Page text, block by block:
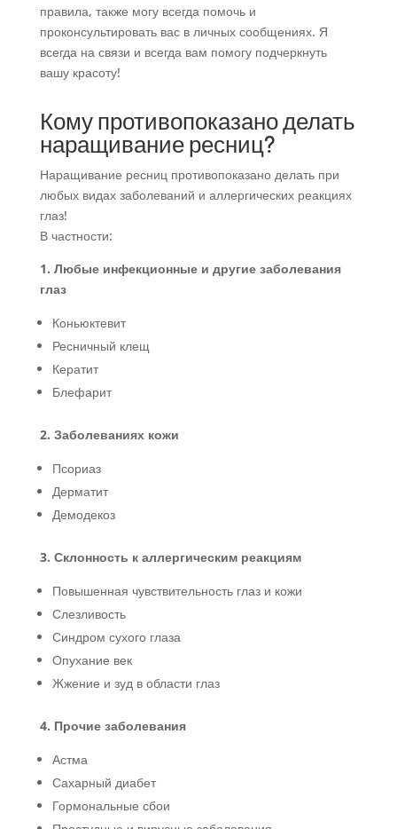
правила, также могу всегда помочь и
проконсультировать вас в личных сообщениях. Я
всегда на связи и всегда вам помогу подчеркнуть
вашу красоту!
Кому противопоказано делать
наращивание ресниц?
Наращивание ресниц противопоказано делать при
любых видах заболеваний и аллергических реакциях
глаз!
В частности:
1. Любые инфекционные и другие заболевания
глаз
Коньюктевит
Ресничный клещ
Кератит
Блефарит
2. Заболеваниях кожи
Псориаз
Дерматит
Демодекоз
3. Склонность к аллергическим реакциям
Повышенная чувствительность глаз и кожи
Слезливость
Синдром сухого глаза
Опухание век
Жжение и зуд в области глаз
4. Прочие заболевания
Астма
Сахарный диабет
Гормональные сбои